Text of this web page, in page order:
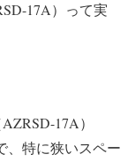
17A）って実
AZRSD-17A）
、特に狭いスペー